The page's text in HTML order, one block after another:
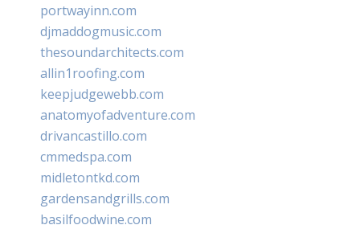
portwayinn.com
djmaddogmusic.com
thesoundarchitects.com
allin1roofing.com
keepjudgewebb.com
anatomyofadventure.com
drivancastillo.com
cmmedspa.com
midletontkd.com
gardensandgrills.com
basilfoodwine.com